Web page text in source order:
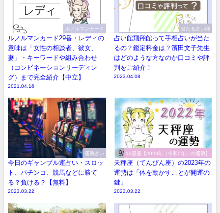
ルノルマンカード
ルノルマンカード29番・レディの
意味は「女性の相談者、彼女、
妻」・キーワードや組み合わせ
（コンビネーションリーディン
グ）まで完全紹介【中立】
2021.04.16
当たる占い師
占い館飛翔館って手相占いが当た
るの？鑑定料金は？濱田文子先生
はどのような方なのか口コミや評
判をご紹介！
2023.04.08
運勢占い
今日のギャンブル運占い・スロッ
ト、パチンコ、競馬などに勝て
る？負ける？【無料】
2023.03.22
12星座【2023年（令和5年）の運勢】
天秤座（てんびん座）の2023年の
運勢は「体を動かすことが開運の
鍵」
2023.03.22